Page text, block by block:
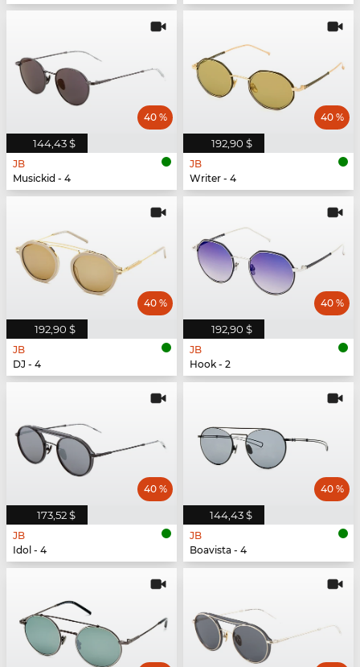
144,43 $
40 %
JB
Musickid - 4
192,90 $
40 %
JB
Writer - 4
192,90 $
40 %
JB
DJ - 4
192,90 $
40 %
JB
Hook - 2
173,52 $
40 %
JB
Idol - 4
144,43 $
40 %
JB
Boavista - 4